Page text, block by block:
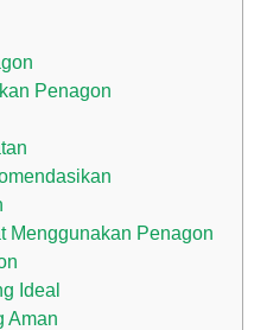
Penagon
Menggunakan Penagon
Ideal
Aman